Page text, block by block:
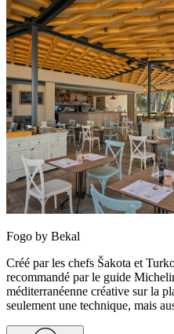
Fogo by Bekal
Créé par les chefs Šakota et
recommandé par le guide
méditerranéenne créative sur la
seulement une technique, mais